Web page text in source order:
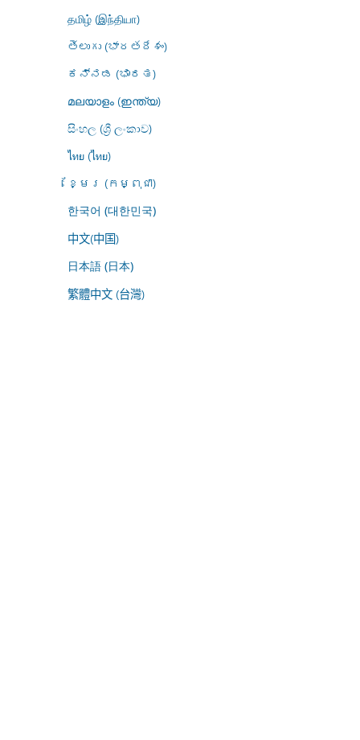
தமிழ் (இந்தியா)
తెలుగు (భారతదేశం)
ಕನ್ನಡ (ಭಾರತ)
മലയാളം (ഇന്ത്യ)
සිංහල (ශ්‍රී ලංකාව)
ไทย (ไทย)
ខ្មែរ (កម្ពុជា)
한국어 (대한민국)
中文(中国)
日本語 (日本)
繁體中文 (台灣)